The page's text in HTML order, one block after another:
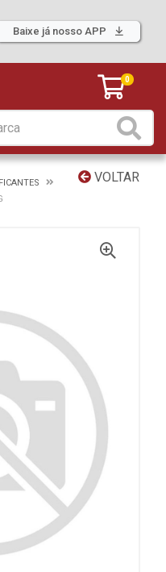
Baixe já nosso APP
0
VOLTAR